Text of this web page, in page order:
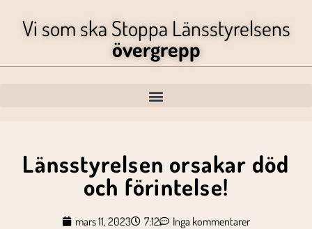
Vi som ska Stoppa Länsstyrelsens
övergrepp
Länsstyrelsen orsakar död
och förintelse!
mars 11, 2023 7:12 Inga kommentarer